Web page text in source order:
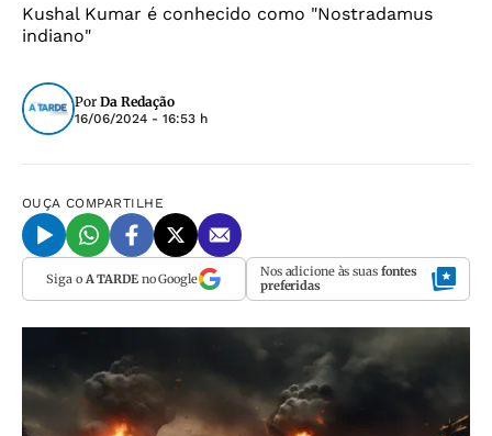
Kushal Kumar é conhecido como "Nostradamus
indiano"
Por Da Redação
16/06/2024 - 16:53 h
OUÇA COMPARTILHE
Siga o A TARDEno Google Nos adicione às suas fontes
preferidas